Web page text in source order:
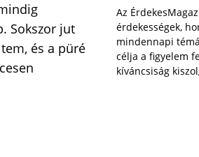
Sokszor jut
és a püré
Az
érdekességek,
mindennapi
célja a figyelem
kíváncsiság